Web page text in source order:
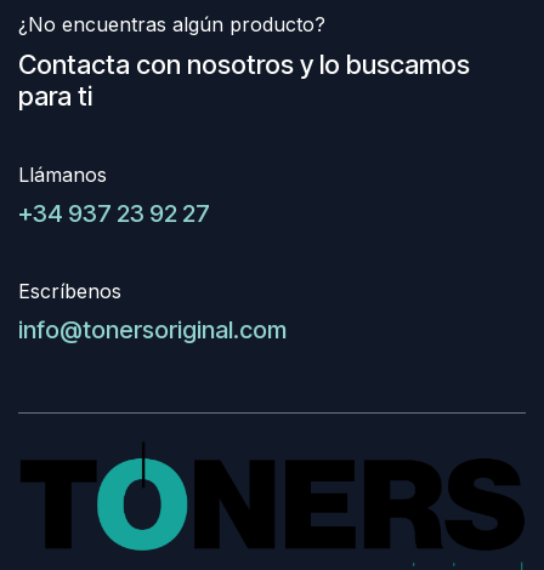
¿No encuentras algún producto?
Contacta con nosotros y lo buscamos
para ti
Llámanos
+34 937 23 92 27
Escríbenos
info@tonersoriginal.com